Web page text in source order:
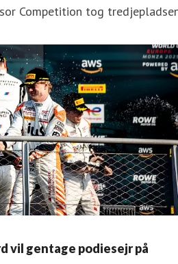
Competition tog
vil gentage podiesejr på